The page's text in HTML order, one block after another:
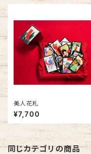
美人花札
¥7,700
同じカテゴリの商品